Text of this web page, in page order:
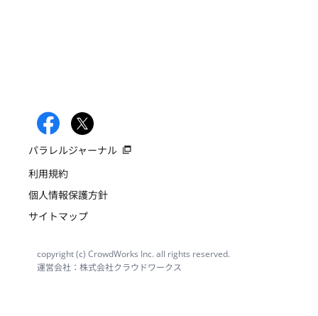
パラレルジャーナル
利用規約
個人情報保護方針
サイトマップ
copyright (c) CrowdWorks Inc. all rights reserved.
運営会社：株式会社クラウドワークス